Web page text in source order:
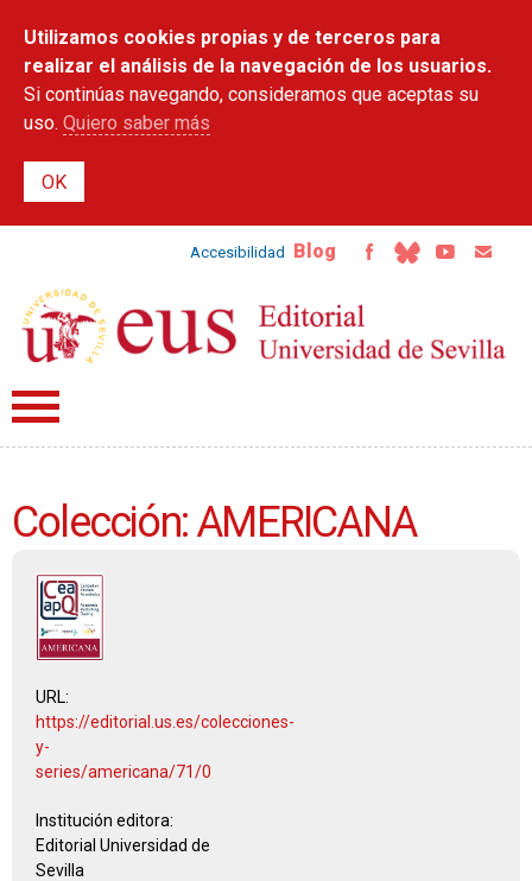
contenido
principal
Utilizamos cookies propias y de terceros para
realizar el análisis de la navegación de los usuarios.
Si continúas navegando, consideramos que aceptas su
uso. Quiero saber más
Accesibilidad Blog
Colección: AMERICANA
URL:
https://editorial.us.es/colecciones-
y-
series/americana/71/0
Institución editora:
Editorial Universidad de
Sevilla